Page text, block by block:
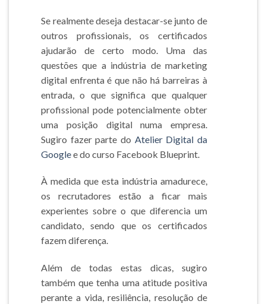
Se realmente deseja destacar-se junto de
outros profissionais, os certificados
ajudarão de certo modo. Uma das
questões que a indústria de marketing
digital enfrenta é que não há barreiras à
entrada, o que significa que qualquer
profissional pode potencialmente obter
uma posição digital numa empresa.
Sugiro fazer parte do Atelier Digital da
Googlee do curso Facebook Blueprint.
À medida que esta indústria amadurece,
os recrutadores estão a ficar mais
experientes sobre o que diferencia um
candidato, sendo que os certificados
fazem diferença.
Além de todas estas dicas, sugiro
também que tenha uma atitude positiva
perante a vida, resiliência, resolução de